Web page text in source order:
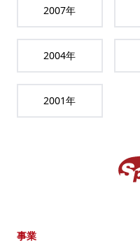
2007年
2004年
2001年
事業